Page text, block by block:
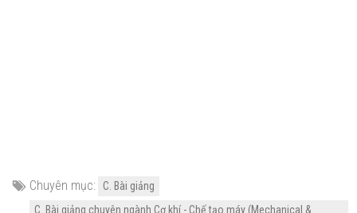
Chuyên mục:
C. Bài giảng
C. Bài giảng chuyên ngành Cơ khí - Chế tạo máy (Mechanical &